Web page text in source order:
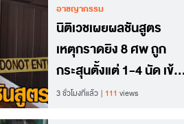
อาชญากรรม
นิติเวชเผยผลชันสูตร
เหตุกราดยิง 8 ศพ ถูก
กระสุนตั้งแต่ 1-4 นัด เข้า
จุดสำคัญของร่างกาย
3 ชั่วโมงที่แล้ว 111 views